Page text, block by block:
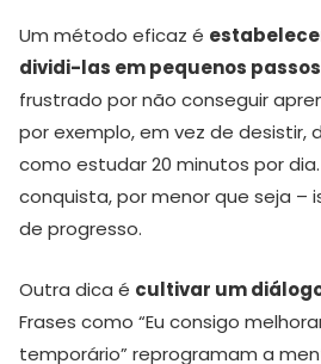
Um método eficaz é
dividi-las em pequenos passos
frustrado por não conseguir
por exemplo, em vez de desistir,
como estudar 20 minutos por
conquista, por menor que seja –
de progresso.
Outra dica é cultivar um
Frases como “Eu consigo
temporário” reprogramam a